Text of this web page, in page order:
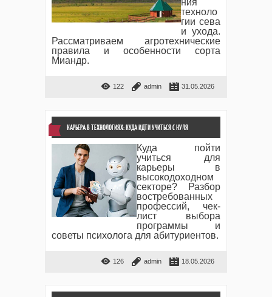
ния
техноло
гии сева
и ухода.
Рассматриваем агротехнические
правила и особенности сорта
Миандр.
122 admin 31.05.2026
КАРЬЕРА В ТЕХНОЛОГИЯХ: КУДА ИДТИ УЧИТЬСЯ С НУЛЯ
Куда пойти
учиться для
карьеры в
высокодоходном
секторе? Разбор
востребованных
профессий, чек-
лист выбора
программы и
советы психолога для абитуриентов.
126 admin 18.05.2026